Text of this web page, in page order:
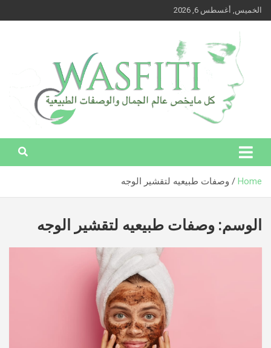
Skip
to
الخميس, أغسطس 6, 2026
وصفتي – كل ما يخص عالم الجمال
والوصفات الطبيعية
Home وصفات طبيعيه لتقشير الوجه
الوسم: وصفات طبيعيه لتقشير الوجه